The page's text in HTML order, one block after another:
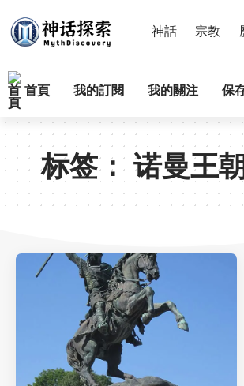
神話 宗教
首頁 我的訂閱 我的關注 保
标签： 诺曼王